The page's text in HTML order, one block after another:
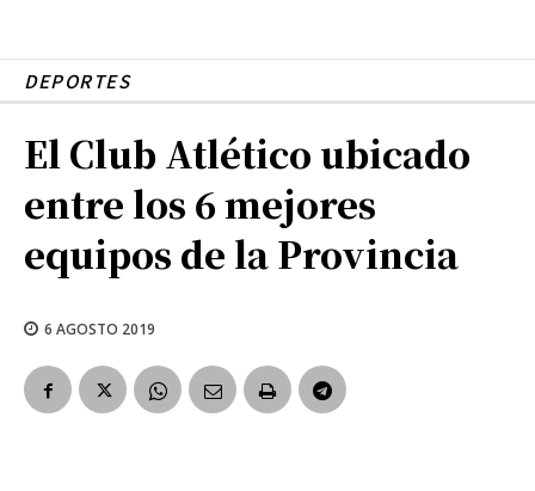
DEPORTES
El Club Atlético ubicado
entre los 6 mejores
equipos de la Provincia
6 AGOSTO 2019